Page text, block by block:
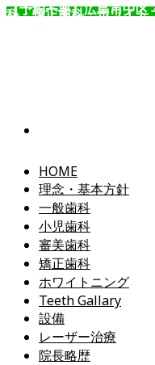
コ
【予約不要】広島市中区
科・矯正歯科・ホワイト
HOME
理念・基本方針
一般歯科
小児歯科
審美歯科
矯正歯科
ホワイトニング
Teeth Gallary
設備
レーザー治療
院長略歴